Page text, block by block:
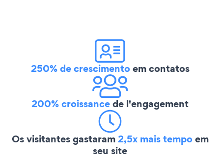
250% de crescimentoem contatos
200% croissancede l'engagement
Os visitantes gastaram2,5x mais tempoem
seu site